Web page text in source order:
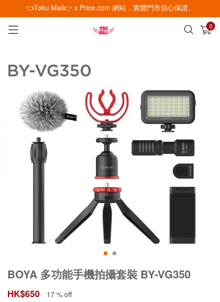
👈Toku Mall👉 x Price.com 網站，實體門市信心保證。
0
已加入購物車 查看
BOYA 多功能手機拍攝套裝 BY-VG350
HK$650
17 % off